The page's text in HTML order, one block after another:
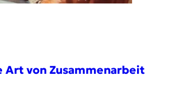
Art von Zusammenarbeit